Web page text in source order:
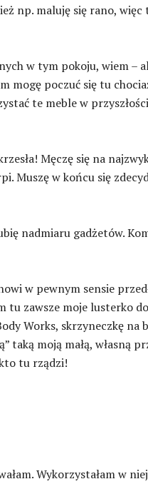
np. maluję się rano, więc
w tym pokoju, wiem –
mogę poczuć się tu
te meble w
Męczę się na
Muszę w końcu się
nadmiaru gadżetów.
w pewnym sensie
tu zawsze moje lusterko
Works, skrzyneczkę
taką moją małą, własną
tu rządzi!
Wykorzystałam w